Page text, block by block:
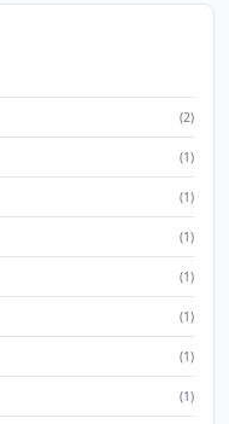
(2)
(1)
(1)
(1)
(1)
(1)
(1)
(1)